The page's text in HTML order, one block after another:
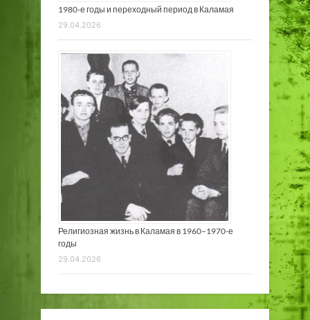
1980-е годы и переходный период в Каламая
29.04.2026
Религиозная жизнь в Каламая в 1960–1970-е
годы
29.04.2026